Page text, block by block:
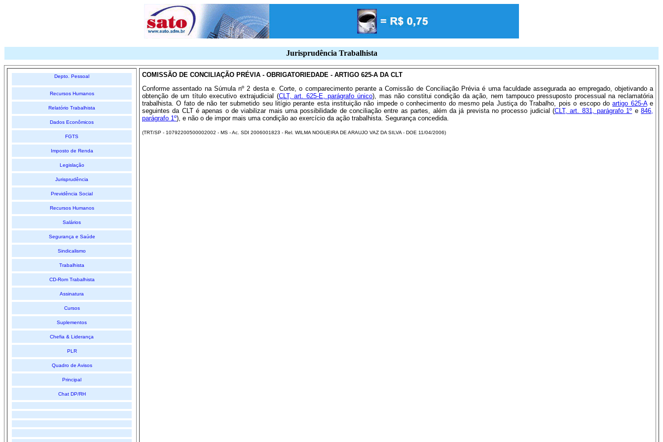
Jurisprudência Trabalhista
Depto. Pessoal
Recursos Humanos
Relatório Trabalhista
Dados Econômicos
FGTS
Imposto de Renda
Legislação
Jurisprudência
Previdência Social
Recursos Humanos
Salários
Segurança e Saúde
Sindicalismo
Trabalhista
CD-Rom Trabalhista
Assinatura
Cursos
Suplementos
Chefia & Liderança
PLR
Quadro de Avisos
Principal
Chat DP/RH
COMISSÃO DE CONCILIAÇÃO PRÉVIA - OBRIGATORIEDADE - ARTIGO 625-A DA CLT
Conforme assentado na Súmula nº 2 desta e. Corte, o comparecimento perante a Comissão de Conciliação Prévia é uma faculdade assegurada ao empregado, objetivando a
obtenção de um título executivo extrajudicial (CLT, art. 625-E, parágrafo único), mas não constitui condição da ação, nem tampouco pressuposto processual na reclamatória
trabalhista. O fato de não ter submetido seu litígio perante esta instituição não impede o conhecimento do mesmo pela Justiça do Trabalho, pois o escopo doartigo 625-Ae
seguintes da CLT é apenas o de viabilizar mais uma possibilidade de conciliação entre as partes, além da já prevista no processo judicial (CLT, art. 831, parágrafo 1º e846,
parágrafo 1º), e não o de impor mais uma condição ao exercício da ação trabalhista. Segurança concedida.
(TRT/SP - 10792200500002002 - MS - Ac. SDI 2006001823 - Rel. WILMA NOGUEIRA DE ARAUJO VAZ DA SILVA - DOE 11/04/2006)